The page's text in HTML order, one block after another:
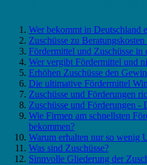
Wer bekommt in Deutschland
Zuschüsse zu Beratungskosten
Fördermittel und Zuschüsse in
Wer vergibt Fördermittel und
Erhöhen Zuschüsse den
Die ultimative Fördermittel
Zuschüsse und Förderungen
Zuschüsse und Förderungen -
Wie Firmen am schnellsten
bekommen?
Warum erhalten nur so wenig
Was sind Zuschüsse?
Sinnvolle Gliederung der